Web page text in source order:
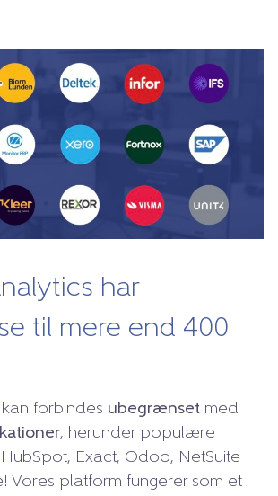
har
til mere end 400
kan forbindes ubegrænset med
, herunder populære
Exact, Odoo, NetSuite
Vores platform fungerer som et